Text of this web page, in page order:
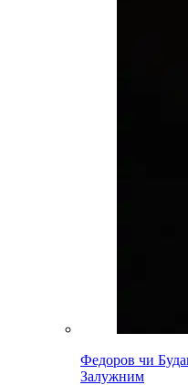
Федоров чи
Залужним